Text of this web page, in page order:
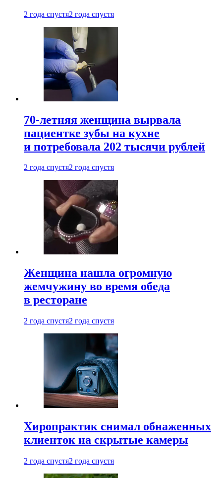
2 года спустя2 года спустя
70-летняя женщина вырвала
пациентке зубы на кухне
и потребовала 202 тысячи рублей
2 года спустя2 года спустя
Женщина нашла огромную
жемчужину во время обеда
в ресторане
2 года спустя2 года спустя
Хиропрактик снимал обнаженных
клиенток на скрытые камеры
2 года спустя2 года спустя